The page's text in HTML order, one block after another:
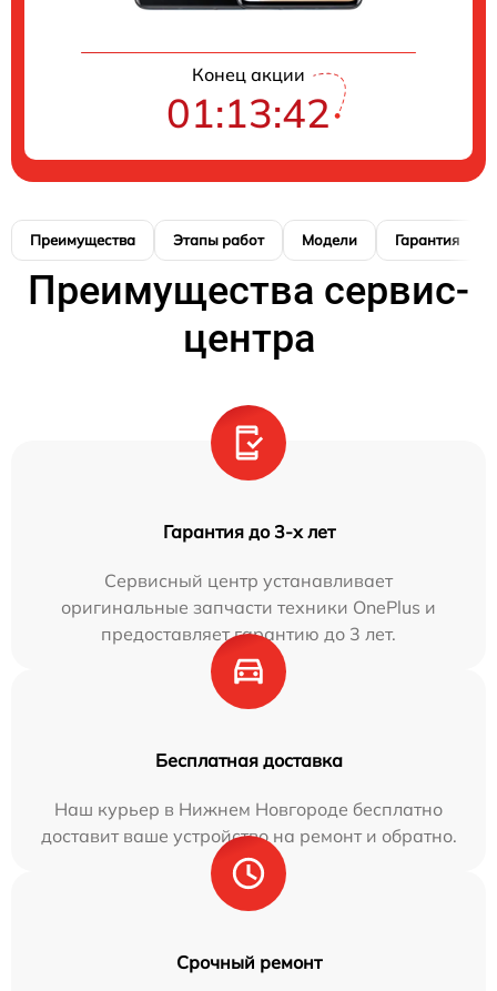
Конец акции
01:13:41
Преимущества Этапы работ Модели Гарантия
Преимущества сервис-
центра
Гарантия до 3-х лет
Сервисный центр устанавливает
оригинальные запчасти техники OnePlus и
предоставляет гарантию до 3 лет.
Бесплатная доставка
Наш курьер в Нижнем Новгороде бесплатно
доставит ваше устройство на ремонт и обратно.
Срочный ремонт